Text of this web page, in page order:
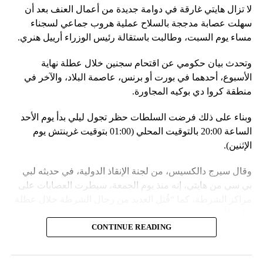
في السياق، أشار رئيس أركان القوات المسلّحة البيلاروسية
الجنرال فيكتور غوليفيتش إلى أنّه «في إطار هذا الحدث، تمّت
احتياطي»، لافتاً إلى أنّه «فور إنجاز عملية الانتشار هذه،
سنستعرض المسائل المتعلّقة بالاستعدادات لاستخدام الأسلحة
النووية غير الاستراتيجية».
وفي أوكرانيا، فكّكت أجهزة الأمن شبكة من العملاء التابعين
لجهاز الأمن الفدرالي الروسي «كانوا يعدّون لاغتيال الرئيس
الأوكراني» فولوديمير زيلينسكي ومسؤولين كبار آخرين، مثل
أوامر من موسكو. وأوقفت الأجهزة الأوكرانية ضابطَي أمن،
مشيرةً إلى أن المشتبه فيهما اللذَين أوقفا «شخصان برتبة
الحكوميين.
الفدرالي الروسي ويُشتبه في أن المسؤولَين «نقلا معلومات
لا تزال هايتي غارقة في دوامة جديدة من أعمال العنف بعد أن
سهلت عصابة مدججة بالسلاح عملية هروب جماعي لسجناء
مساء يوم السبت، وطالبت باستقالة رئيس الوزراء أرييل هنري.
وتحدث بيان حكومي عن اقتحام سجنين خلال عطلة نهاية
الأسبوع، أحدهما في بورت أو برنس، عاصمة البلاد، والآخر في
منطقة كروا دي بوكيه المجاورة.
وبناء على ذلك فرضت السلطات حظر تجول ليلي بدأ يوم الأحد
الساعة 20:00 بالتوقيت المحلي (01:00 بتوقيت غرينتش يوم
الإثنين).
وقال سيرج دالكسيس، من لجنة الإنقاذ الدولية، في حديثه لبي
بي سي من هايتي، إنه منذ يوم الجمعة، سيطرت العصابات على
وأدى ذلك إلى تشتيت انتباه السلطات وتسهيل تنفيذ هجوم منسق
ومخطط له على السجون.
CONTINUE READING